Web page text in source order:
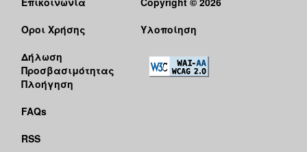
Όροι Χρήσης
Δήλωση
Προσβασιμότητας
Πλοήγηση
FAQs
RSS
Υλοποίηση